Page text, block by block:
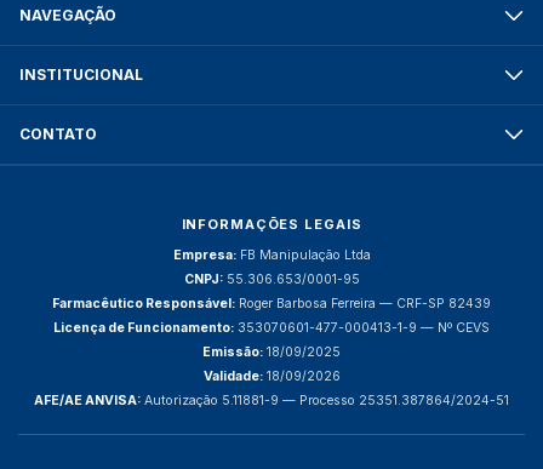
NAVEGAÇÃO
INSTITUCIONAL
CONTATO
INFORMAÇÕES LEGAIS
Empresa:FB Manipulação Ltda
CNPJ:55.306.653/0001-95
Farmacêutico Responsável: Roger Barbosa Ferreira — CRF-SP 82439
Licença de Funcionamento: 353070601-477-000413-1-9 — Nº CEVS
Emissão: 18/09/2025
Validade:18/09/2026
AFE/AE ANVISA: Autorização 5.11881-9 — Processo 25351.387864/2024-51